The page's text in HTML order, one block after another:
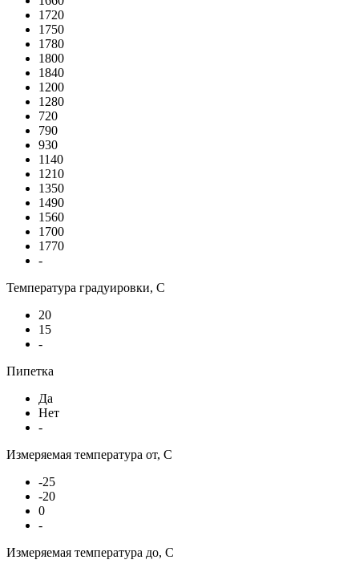
1720
1750
1780
1800
1840
1200
1280
720
790
930
1140
1210
1350
1490
1560
1700
1770
-
Температура градуировки, С
20
15
-
Пипетка
Да
Нет
-
Измеряемая температура от, С
-25
-20
0
-
Измеряемая температура до, С